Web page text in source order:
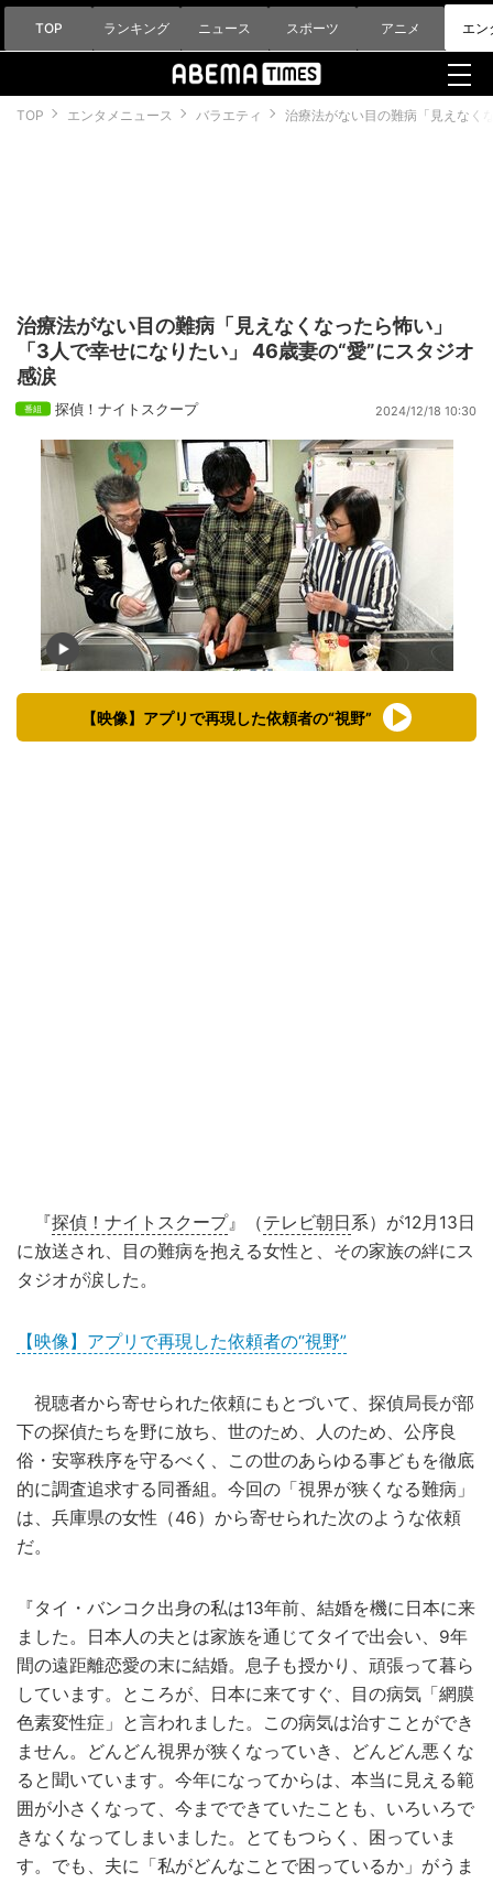
TOP ランキング ニュース スポーツ アニメ エン
TOP エンタメニュース バラエティ 治療法がない目の難病「見えなく
治療法がない目の難病「見えなくなったら怖い」
「3人で幸せになりたい」 46歳妻の“愛”にスタジオ
感涙
探偵！ナイトスクープ 2024/12/18 10:30
【映像】アプリで再現した依頼者の“視野”
『探偵！ナイトスクープ』（テレビ朝日系）が12月13日
に放送され、目の難病を抱える女性と、その家族の絆にス
タジオが涙した。
【映像】アプリで再現した依頼者の“視野”
視聴者から寄せられた依頼にもとづいて、探偵局長が部
下の探偵たちを野に放ち、世のため、人のため、公序良
俗・安寧秩序を守るべく、この世のあらゆる事どもを徹底
的に調査追求する同番組。今回の「視界が狭くなる難病」
は、兵庫県の女性（46）から寄せられた次のような依頼
だ。
『タイ・バンコク出身の私は13年前、結婚を機に日本に来
ました。日本人の夫とは家族を通じてタイで出会い、9年
間の遠距離恋愛の末に結婚。息子も授かり、頑張って暮ら
しています。ところが、日本に来てすぐ、目の病気「網膜
色素変性症」と言われました。この病気は治すことができ
ません。どんどん視界が狭くなっていき、どんどん悪くな
ると聞いています。今年になってからは、本当に見える範
囲が小さくなって、今までできていたことも、いろいろで
きなくなってしまいました。とてもつらく、困っていま
す。でも、夫に「私がどんなことで困っているか」がうま